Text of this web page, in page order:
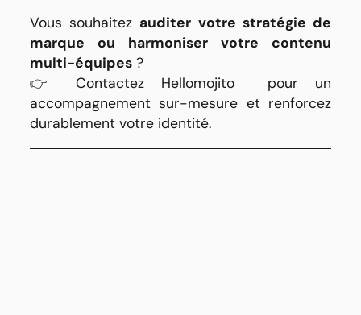
Vous souhaitez auditer votre stratégie de
marque ou harmoniser votre contenu
multi-équipes ?
👉 Contactez Hellomojito pour un
accompagnement sur-mesure et renforcez
durablement votre identité.